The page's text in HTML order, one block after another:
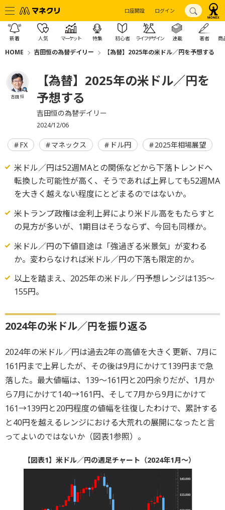
口座開設 ログイン
新着 人気 マーケット 特集 初心者 ライフデザイン 連載 著者 商
HOME 吉田恒の為替デイリー 【為替】2025年の米ドル／円を予想する
吉田 恒
【為替】2025年の米ドル／円を
予想する
吉田恒の為替デイリー
2024/12/06
FX マネックス ドル円 2025年相場展望
米ドル／円は52週MAとの関係などから下落トレンドへ
転換した可能性が高く、そうであれば上昇しても52週MA
を大きく越えない程度にとどまるのではないか。
米トランプ政権は金利上昇により米ドル高をもたらすと
の見方が多いが、1期目はそうならず、今回も同様か。
米ドル／円の下値目途は「強過ぎる米景気」が変わる
か。変わらなければ米ドル／円の下落も限定的か。
以上を踏まえ、2025年の米ドル／円予想レンジは135～
155円。
2024年の米ドル／円を振り返る
2024年の米ドル／円は過去2年の高値を大きく更新、7月に
161円まで上昇したが、その後は9月にかけて139円まで急
落した。最大値幅は、139～161円と20円余りだが、1月か
ら7月にかけて140→161円、そして7月から9月にかけて
161→139円と20円程度の値幅を往復したわけで、累計する
と40円を越えるレンジにおける大荒れの展開になったと言
ってよいのではないか（図表1参照）。
【図表1】米ドル／円の週足チャート（2024年1月～）